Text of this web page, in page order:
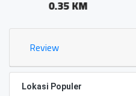
Review
Lokasi Populer